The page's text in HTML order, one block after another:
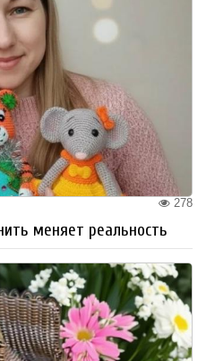
278
меняет реальность